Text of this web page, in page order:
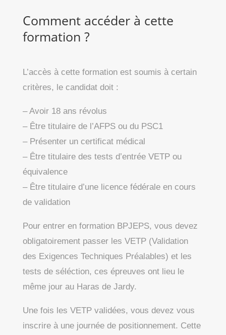
Comment accéder à cette
formation ?
L’accès à cette formation est soumis à certain
critères, le candidat doit :
– Avoir 18 ans révolus
– Être titulaire de l’AFPS ou du PSC1
– Présenter un certificat médical
– Être titulaire des tests d’entrée VETP ou
équivalence
– Être titulaire d’une licence fédérale en cours
de validation
Pour entrer en formation BPJEPS, vous devez
obligatoirement passer les VETP (Validation
des Exigences Techniques Préalables) et les
tests de séléction, ces épreuves ont lieu le
même jour au Haras de Jardy.
Une fois les VETP validées, vous devez vous
inscrire à une journée de positionnement. Cette